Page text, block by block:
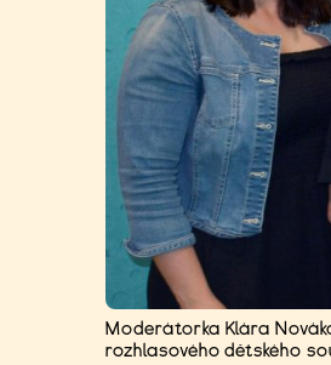
Moderátorka Klára
rozhlasového dětského